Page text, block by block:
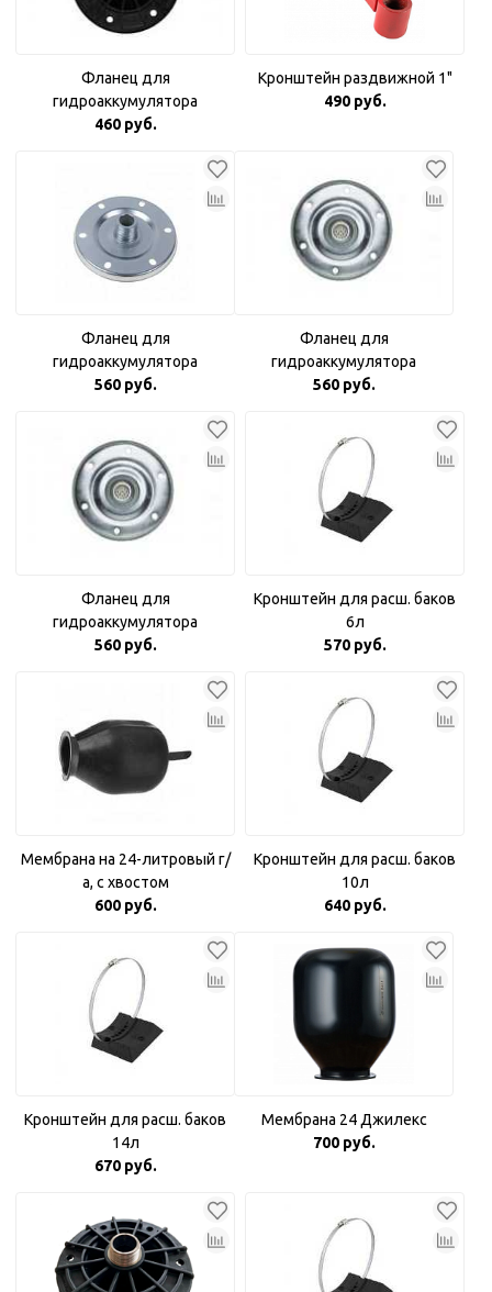
Фланец для
гидроаккумулятора
пластиковый 1"
460 руб.
Кронштейн раздвижной 1"
490 руб.
Фланец для
гидроаккумулятора
оцинкованный 3/4"
560 руб.
Фланец для
гидроаккумулятора
оцинкованный с пластиковой
560 руб.
Фланец для
гидроаккумулятора
оцинкованный Аквабрайт 1"
560 руб.
Кронштейн для расш. баков
6л
570 руб.
Мембрана на 24-литровый г/
а, с хвостом
600 руб.
Кронштейн для расш. баков
10л
640 руб.
Кронштейн для расш. баков
14л
670 руб.
Мембрана 24 Джилекс
700 руб.